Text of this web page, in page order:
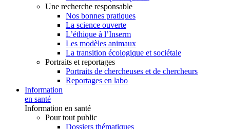
Une recherche responsable
Nos bonnes pratiques
La science ouverte
L’éthique à l’Inserm
Les modèles animaux
La transition écologique et sociétale
Portraits et reportages
Portraits de chercheuses et de chercheurs
Reportages en labo
Information
en santé
Information en santé
Pour tout public
Dossiers thématiques